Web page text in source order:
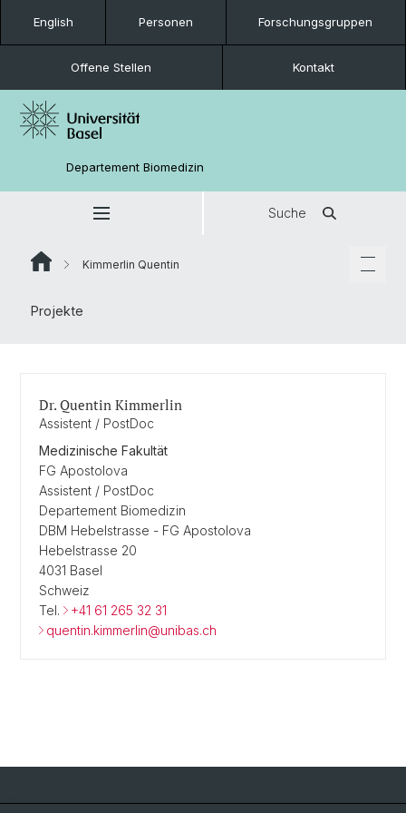
English Personen Forschungsgruppen
Offene Stellen Kontakt
Departement Biomedizin
Suche
Kimmerlin Quentin
Projekte
Dr. Quentin Kimmerlin
Assistent / PostDoc
Medizinische Fakultät
FG Apostolova
Assistent / PostDoc
Departement Biomedizin
DBM Hebelstrasse - FG Apostolova
Hebelstrasse 20
4031 Basel
Schweiz
Tel.
+41 61 265 32 31
quentin.kimmerlin@unibas.ch